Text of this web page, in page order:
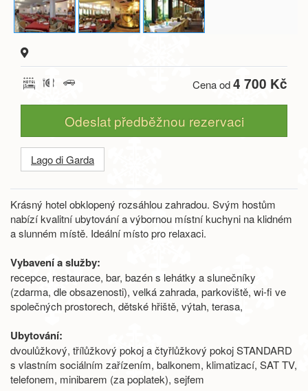
Cena od4 700 Kč
Odeslat předběžnou rezervaci
Lago di Garda
Krásný hotel obklopený rozsáhlou zahradou. Svým hostům
nabízí kvalitní ubytování a výbornou místní kuchyni na klidném
a slunném místě. Ideální místo pro relaxaci.
Vybavení a služby:
recepce, restaurace, bar, bazén s lehátky a slunečníky
(zdarma, dle obsazenosti), velká zahrada, parkoviště, wi-fi ve
společných prostorech, dětské hřiště, výtah, terasa,
Ubytování:
dvoulůžkový, třílůžkový pokoj a čtyřlůžkový pokoj STANDARD
s vlastním sociálním zařízením, balkonem, klimatizací, SAT TV,
telefonem, minibarem (za poplatek), sejfem